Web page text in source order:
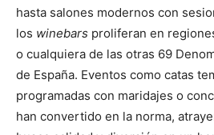
hasta salones modernos con
los winebars proliferan en
o cualquiera de las otras 69
de España. Eventos como catas
programadas con maridajes o
han convertido en la norma,